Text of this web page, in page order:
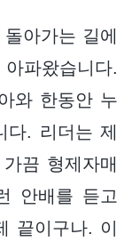
아가는 길에
파왔습니다.
와 한동안 누
다. 리더는 제
끔 형제자매
안배를 듣고
끝이구나. 이